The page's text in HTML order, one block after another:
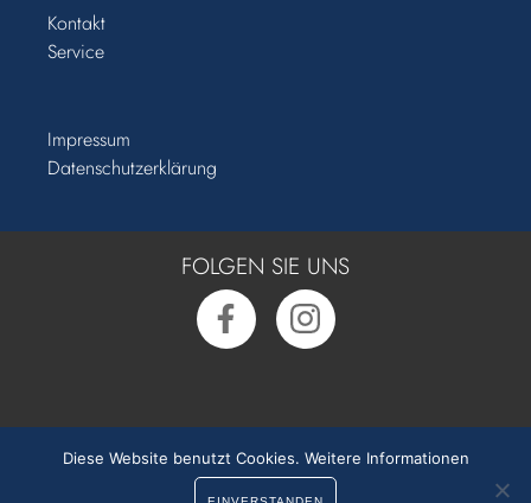
Rufen Sie uns an:0391 50 54 55 0
Kontakt
Service
Impressum
Datenschutzerklärung
FOLGEN SIE UNS
Diese Website benutzt Cookies. Weitere Informationen